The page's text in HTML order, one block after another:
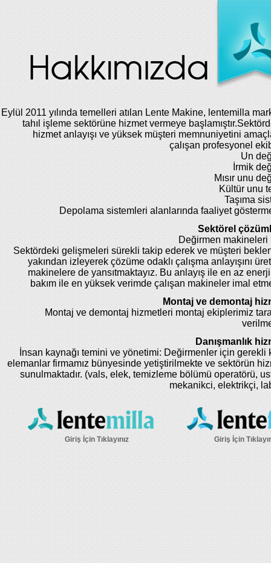
Eylül 2011 yılında temelleri atılan Lente Makine, lentemilla
tahıl işleme sektörüne hizmet vermeye
hizmet anlayışı ve yüksek müşteri memnuniyetini
çalışan profesyonel
Un
İrmik
Mısır unu
Kültür unu
Taşıma
Depolama sistemleri alanlarında faaliyet
Sektörel
Değirmen makineleri
Sektördeki gelişmeleri sürekli takip ederek ve müşteri
yakından izleyerek çözüme odaklı çalışma anlayışını
makinelere de yansıtmaktayız. Bu anlayış ile en az
bakım ile en yüksek verimde çalışan makineler imal
Montaj ve demontaj
Montaj ve demontaj hizmetleri montaj ekiplerimiz
Danışmanlık
İnsan kaynağı temini ve yönetimi: Değirmenler için gerekli
elemanlar firmamız bünyesinde yetiştirilmekte ve sektörün
sunulmaktadır. (vals, elek, temizleme bölümü operatörü,
mekanikci, elektrikçi,
Giriş İçin Tıklayınız Giriş İçin